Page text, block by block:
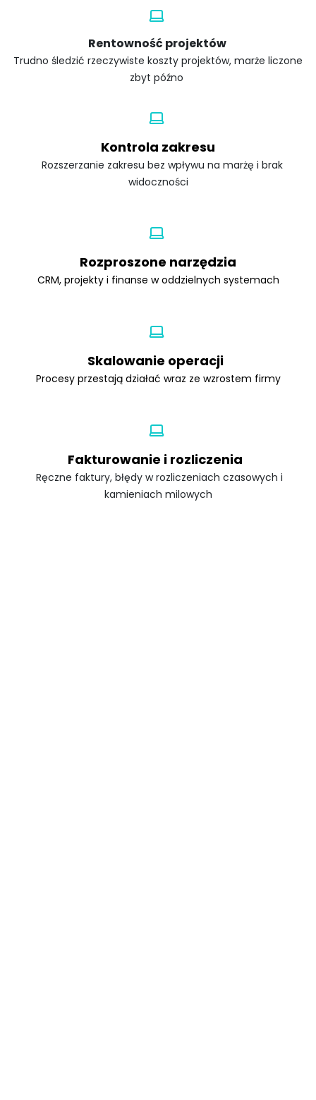
Rentowność projektów
Trudno śledzić rzeczywiste koszty projektów, marże liczone
zbyt późno ​
Kontrola zakresu
Rozszerzanie zakresu bez wpływu na marżę i brak
widoczności
Rozproszone narzędzia
CRM, projekty i finanse w oddzielnych systemach
Skalowanie operacji
Procesy przestają działać wraz ze wzrostem firmy
Fakturowanie i rozliczenia
Ręczne faktury, błędy w rozliczeniach czasowych i
kamieniach milowych